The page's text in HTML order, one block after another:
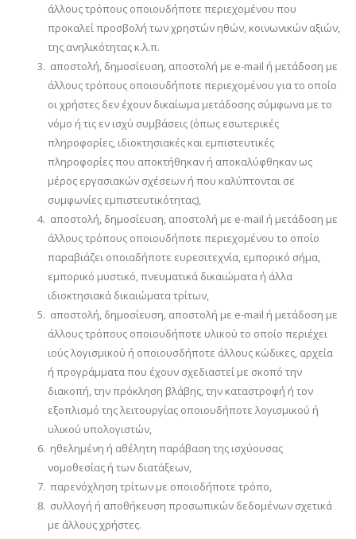
άλλους τρόπους οποιουδήποτε περιεχομένου που
προκαλεί προσβολή των χρηστών ηθών, κοινωνικών αξιών,
της ανηλικότητας κ.λ.π.
αποστολή, δημοσίευση, αποστολή με e-mail ή μετάδοση με
άλλους τρόπους οποιουδήποτε περιεχομένου για το οποίο
οι χρήστες δεν έχουν δικαίωμα μετάδοσης σύμφωνα με το
νόμο ή τις εν ισχύ συμβάσεις (όπως εσωτερικές
πληροφορίες, ιδιοκτησιακές και εμπιστευτικές
πληροφορίες που αποκτήθηκαν ή αποκαλύφθηκαν ως
μέρος εργασιακών σχέσεων ή που καλύπτονται σε
συμφωνίες εμπιστευτικότητας),
αποστολή, δημοσίευση, αποστολή με e-mail ή μετάδοση με
άλλους τρόπους οποιουδήποτε περιεχομένου το οποίο
παραβιάζει οποιαδήποτε ευρεσιτεχνία, εμπορικό σήμα,
εμπορικό μυστικό, πνευματικά δικαιώματα ή άλλα
ιδιοκτησιακά δικαιώματα τρίτων,
αποστολή, δημοσίευση, αποστολή με e-mail ή μετάδοση με
άλλους τρόπους οποιουδήποτε υλικού το οποίο περιέχει
ιούς λογισμικού ή οποιουσδήποτε άλλους κώδικες, αρχεία
ή προγράμματα που έχουν σχεδιαστεί με σκοπό την
διακοπή, την πρόκληση βλάβης, την καταστροφή ή τον
εξοπλισμό της λειτουργίας οποιουδήποτε λογισμικού ή
υλικού υπολογιστών,
ηθελημένη ή αθέλητη παράβαση της ισχύουσας
νομοθεσίας ή των διατάξεων,
παρενόχληση τρίτων με οποιοδήποτε τρόπο,
συλλογή ή αποθήκευση προσωπικών δεδομένων σχετικά
με άλλους χρήστες.